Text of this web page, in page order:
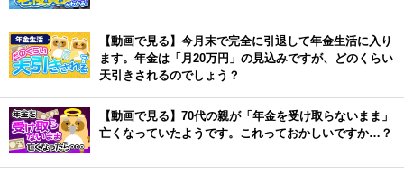
【動画で見る】今月末で完全に引退して年金生活に入り
ます。年金は「月20万円」の見込みですが、どのくらい
天引きされるのでしょう？
【動画で見る】70代の親が「年金を受け取らないまま」
亡くなっていたようです。これっておかしいですか…？